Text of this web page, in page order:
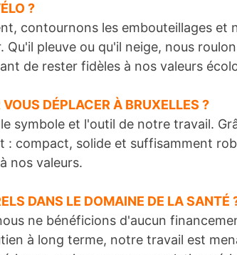
?
contournons les embouteillages
pleuve ou qu'il neige, nous
de rester fidèles à nos valeurs
DÉPLACER À BRUXELLES ?
symbole et l'outil de notre travail.
: compact, solide et suffisamment
nos valeurs.
DANS LE DOMAINE DE LA SANTÉ
ne bénéficions d'aucun
à long terme, notre travail est